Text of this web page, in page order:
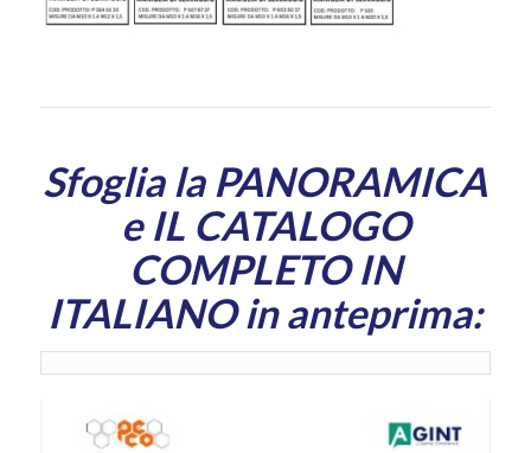
Sfoglia la PANORAMICA
e IL CATALOGO
COMPLETO IN
ITALIANO in anteprima: